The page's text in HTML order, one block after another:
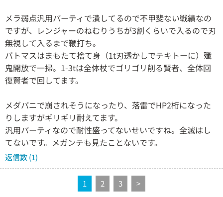
メラ弱点汎用パーティで潰してるので不甲斐ない戦績なの
ですが、レンジャーのねむりうちが3割くらいで入るので刃
無視して入るまで鞭打ち。
バトマスはまもたて捨て身（1t刃透かしでテキトーに）殲
鬼開放で一掃。1-3tは全体杖でゴリゴリ削る賢者、全体回
復賢者で回してます。
メダパニで崩されそうになったり、落雷でHP2桁になった
りしますがギリギリ耐えてます。
汎用パーティなので耐性盛ってないせいですね。全滅はし
てないです。メガンテも見たことないです。
返信数 (1)
1 2 3 >